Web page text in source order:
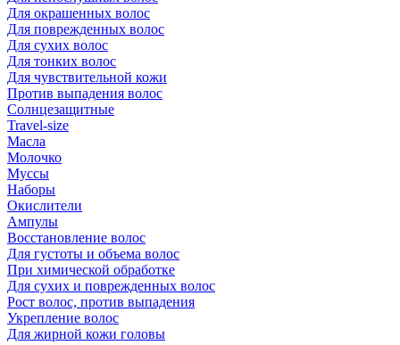
Для окрашенных волос
Для поврежденных волос
Для сухих волос
Для тонких волос
Для чувствительной кожи
Против выпадения волос
Солнцезащитные
Travel-size
Масла
Молочко
Муссы
Наборы
Окислители
Ампулы
Восстановление волос
Для густоты и объема волос
При химической обработке
Для сухих и поврежденных волос
Рост волос, против выпадения
Укрепление волос
Для жирной кожи головы